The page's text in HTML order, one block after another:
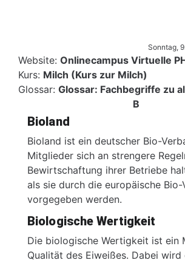
Sonntag,
Website: Onlinecampus Virtuelle
Kurs: Milch (Kurs zur Milch)
Glossar: Glossar: Fachbegriffe zu
B
Bioland
Bioland ist ein deutscher Bio-
Mitglieder sich an strengere
Bewirtschaftung ihrer Betriebe
als sie durch die europäische Bio-
vorgegeben werden.
Biologische Wertigkeit
Die biologische Wertigkeit ist ein
Qualität des Eiweißes. Dabei wird